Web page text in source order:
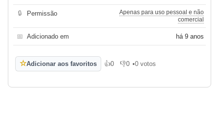
🔒 Permissão
Apenas para uso pessoal e não
comercial
📅 Adicionado em há 9 anos
☆Adicionar aos favoritos 👍0
Gosto👎0
Não gosto
•0 votos